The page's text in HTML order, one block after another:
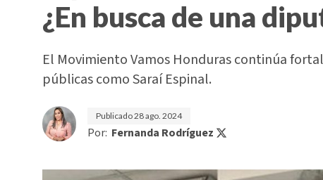
¿En busca de una
El Movimiento Vamos Honduras continúa
públicas como Saraí Espinal.
Publicado28 ago. 2024
Por: Fernanda Rodríguez